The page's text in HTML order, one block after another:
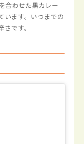
合わせた黒カレー
います。いつまでの
です。